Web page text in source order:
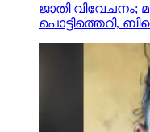
ജാതി വിവേചനം;
പൊട്ടിത്തെറി,